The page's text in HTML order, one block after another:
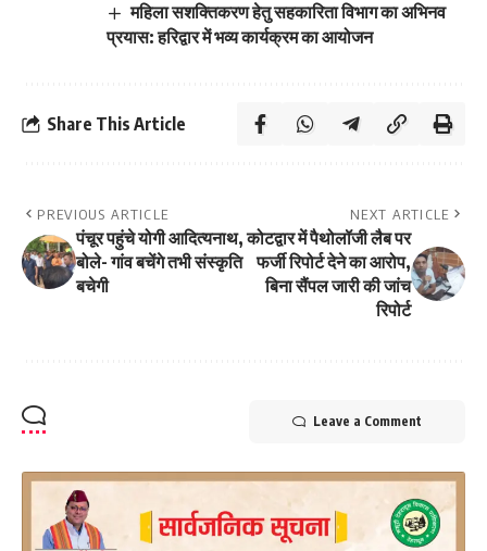
महिला सशक्तिकरण हेतु सहकारिता विभाग का अभिनव
प्रयास: हरिद्वार में भव्य कार्यक्रम का आयोजन
Share This Article
PREVIOUS ARTICLE
पंचूर पहुंचे योगी आदित्यनाथ,
बोले- गांव बचेंगे तभी संस्कृति
बचेगी
NEXT ARTICLE
कोटद्वार में पैथोलॉजी लैब पर
फर्जी रिपोर्ट देने का आरोप,
बिना सैंपल जारी की जांच
रिपोर्ट
Leave a Comment